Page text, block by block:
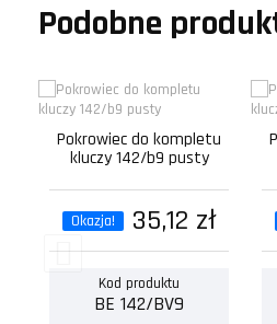
Podobne
Pokrowiec do kompletu
kluczy 142/b9 pusty
Okazja! 35,12 zł
Kod produktu
BE 142/BV9